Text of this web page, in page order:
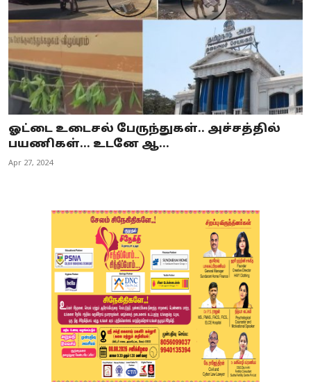
ஓட்டை உடைசல் பேருந்துகள்.. அச்சத்தில்
பயணிகள்... உடனே ஆ...
Apr 27, 2024